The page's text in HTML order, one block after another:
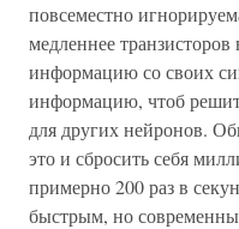
повсеместно
медленнее
информацию со своих
информацию, чтоб
для других нейронов.
это и сбросить себя
примерно 200 раз в
быстрым, но